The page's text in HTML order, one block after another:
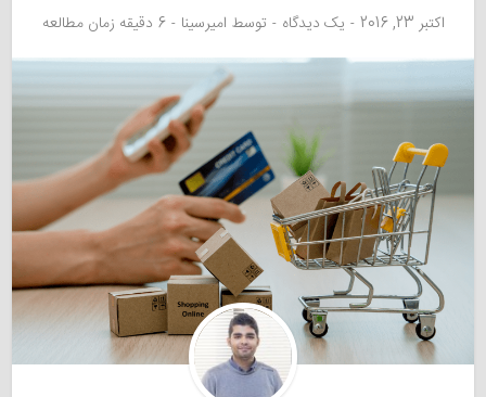
اکتبر 23, 2016 یک دیدگاه توسط امیرسینا 6 دقیقه زمان مطالعه